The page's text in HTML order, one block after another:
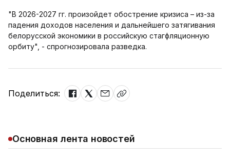
"В 2026-2027 гг. произойдет обострение кризиса – из-за
падения доходов населения и дальнейшего затягивания
белорусской экономики в российскую стагфляционную
орбиту", - спрогнозировала разведка.
Поделиться:
Основная лента новостей